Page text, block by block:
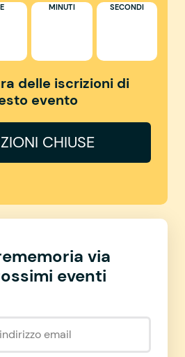
MINUTI SECONDI
delle iscrizioni di
evento
CHIUSE
via
eventi